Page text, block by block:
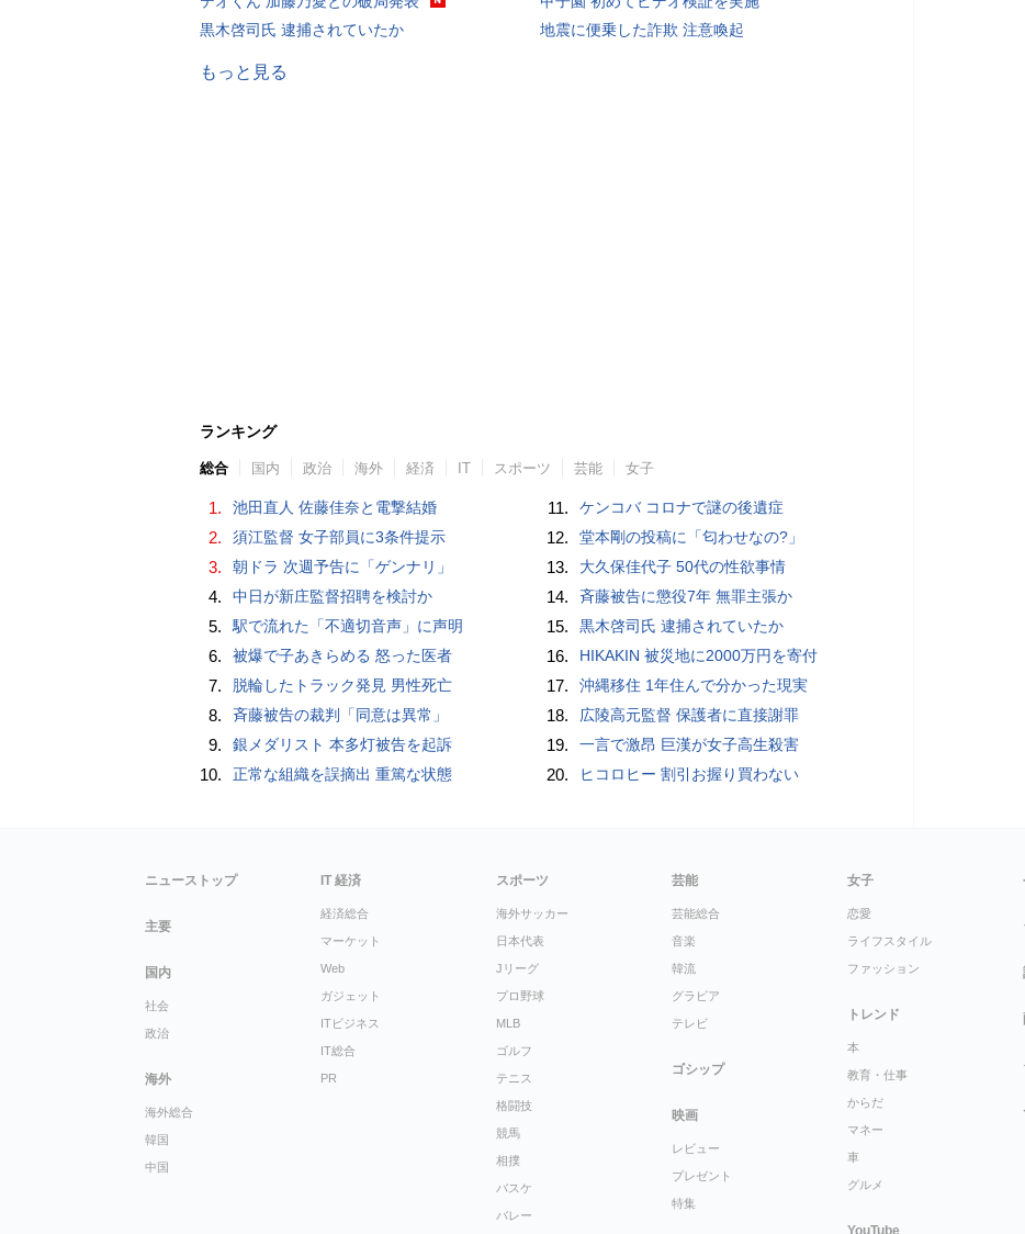
黒木啓司氏 逮捕されていたか
地震に便乗した詐欺 注意喚起
もっと見る
ランキング
総合 国内 政治 海外 経済 IT スポーツ 芸能 女子
1. 池田直人 佐藤佳奈と電撃結婚
2. 須江監督 女子部員に3条件提示
3. 朝ドラ 次週予告に「ゲンナリ」
4. 中日が新庄監督招聘を検討か
5. 駅で流れた「不適切音声」に声明
6. 被爆で子あきらめる 怒った医者
7. 脱輪したトラック発見 男性死亡
8. 斉藤被告の裁判「同意は異常」
9. 銀メダリスト 本多灯被告を起訴
10. 正常な組織を誤摘出 重篤な状態
11. ケンコバ コロナで謎の後遺症
12. 堂本剛の投稿に「匂わせなの?」
13. 大久保佳代子 50代の性欲事情
14. 斉藤被告に懲役7年 無罪主張か
15. 黒木啓司氏 逮捕されていたか
16. HIKAKIN 被災地に2000万円を寄付
17. 沖縄移住 1年住んで分かった現実
18. 広陵高元監督 保護者に直接謝罪
19. 一言で激昂 巨漢が女子高生殺害
20. ヒコロヒー 割引お握り買わない
ニューストップ
主要
国内
社会
政治
海外
海外総合
韓国
中国
IT 経済
経済総合
マーケット
Web
ガジェット
ITビジネス
IT総合
PR
スポーツ
海外サッカー
日本代表
Jリーグ
プロ野球
MLB
ゴルフ
テニス
格闘技
競馬
相撲
バスケ
バレー
芸能
芸能総合
音楽
韓流
グラビア
テレビ
ゴシップ
映画
レビュー
プレゼント
特集
女子
恋愛
ライフスタイル
ファッション
トレンド
本
教育・仕事
からだ
マネー
車
グルメ
YouTube